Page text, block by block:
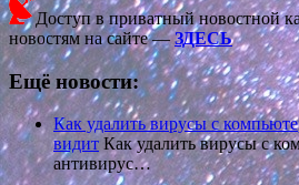
Доступ в приватный новостной
новостям на сайте —ЗДЕСЬ
Ещё новости:
Как удалить вирусы с
видит Как удалить вирусы с
антивирус…